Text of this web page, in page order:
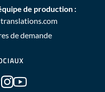
de production :
de demande